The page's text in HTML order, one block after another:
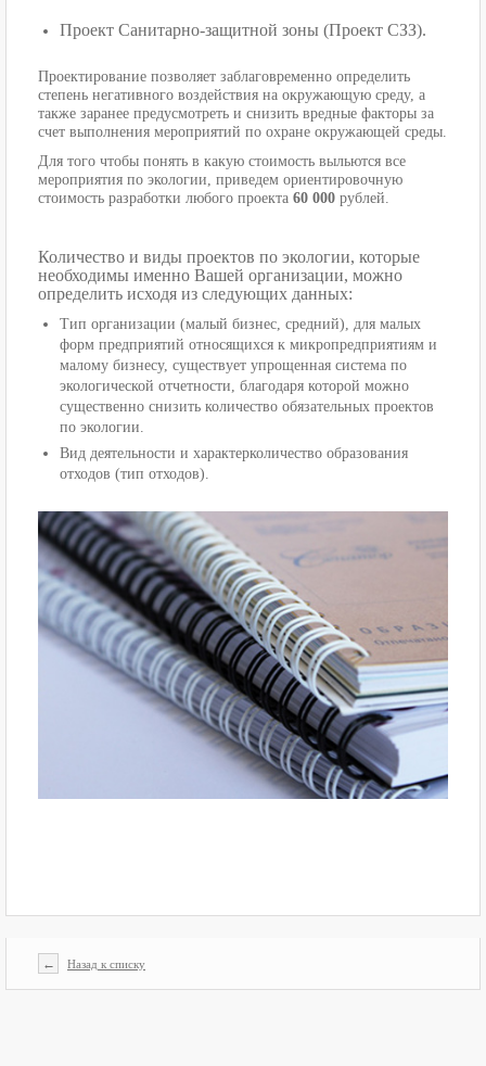
Проект Санитарно-защитной зоны (Проект СЗЗ).
Проектирование позволяет заблаговременно определить
степень негативного воздействия на окружающую среду, а
также заранее предусмотреть и снизить вредные факторы за
счет выполнения мероприятий по охране окружающей среды.
Для того чтобы понять в какую стоимость выльются все
мероприятия по экологии, приведем ориентировочную
стоимость разработки любого проекта 60 000 рублей.
Количество и виды проектов по экологии, которые
необходимы именно Вашей организации, можно
определить исходя из следующих данных:
Тип организации (малый бизнес, средний), для малых
форм предприятий относящихся к микропредприятиям и
малому бизнесу, существует упрощенная система по
экологической отчетности, благодаря которой можно
существенно снизить количество обязательных проектов
по экологии.
Вид деятельности и характерколичество образования
отходов (тип отходов).
← Назад к списку